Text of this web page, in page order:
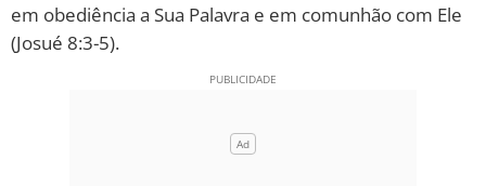
em obediência a Sua Palavra e em comunhão com Ele
(Josué 8:3-5).